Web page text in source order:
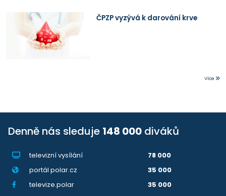
ČPZP vyzývá k darování krve
Více
Denně nás sleduje 148 000 diváků
televizní vysílání
78 000
portál polar.cz
35 000
televize.polar
35 000